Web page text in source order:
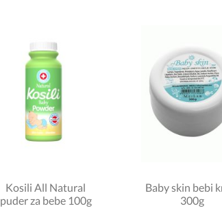
Kosili All Natural
puder za bebe 100g
Baby skin bebi
300g